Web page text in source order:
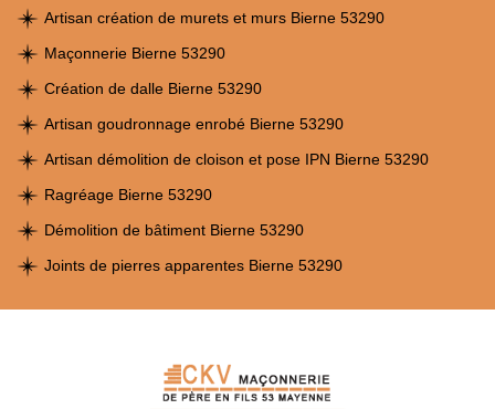
Artisan création de murets et murs Bierne 53290
Maçonnerie Bierne 53290
Création de dalle Bierne 53290
Artisan goudronnage enrobé Bierne 53290
Artisan démolition de cloison et pose IPN Bierne 53290
Ragréage Bierne 53290
Démolition de bâtiment Bierne 53290
Joints de pierres apparentes Bierne 53290